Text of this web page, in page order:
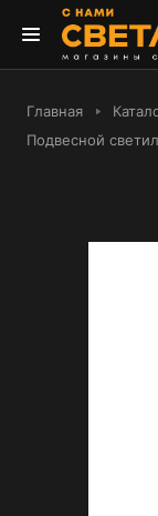
Главная
Подвесной